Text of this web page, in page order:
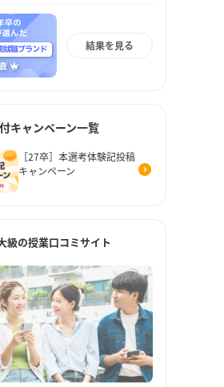
結果を見る
キャンペーン一覧
［27卒］本選考体験記投稿
キャンペーン
級の授業口コミサイト